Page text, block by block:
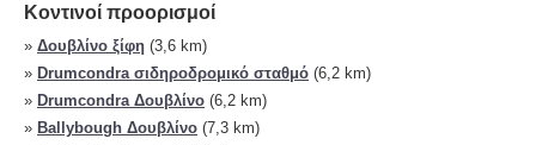
Κοντινοί προορισμοί
» Δουβλίνο ξίφη (3,6 km)
» Drumcondra σιδηροδρομικό σταθμό (6,2 km)
» Drumcondra Δουβλίνο (6,2 km)
» Ballybough Δουβλίνο (7,3 km)